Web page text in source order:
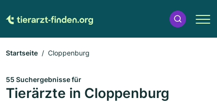
Startseite Cloppenburg
55 Suchergebnisse für
Tierärzte in Cloppenburg